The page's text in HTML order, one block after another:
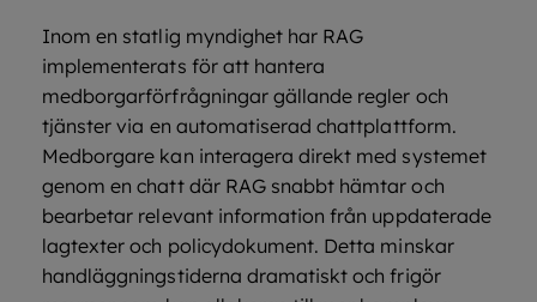
Inom en statlig myndighet har RAG
implementerats för att hantera
medborgarförfrågningar gällande regler och
tjänster via en automatiserad chattplattform.
Medborgare kan interagera direkt med systemet
genom en chatt där RAG snabbt hämtar och
bearbetar relevant information från uppdaterade
lagtexter och policydokument. Detta minskar
handläggningstiderna dramatiskt och frigör